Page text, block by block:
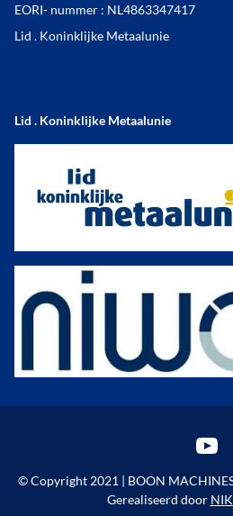
EORI- nummer : NL4863347417
Lid . Koninklijke Metaalunie
Lid . Koninklijke Metaalunie
© Copyright 2021 | BOON
Gerealiseerd door